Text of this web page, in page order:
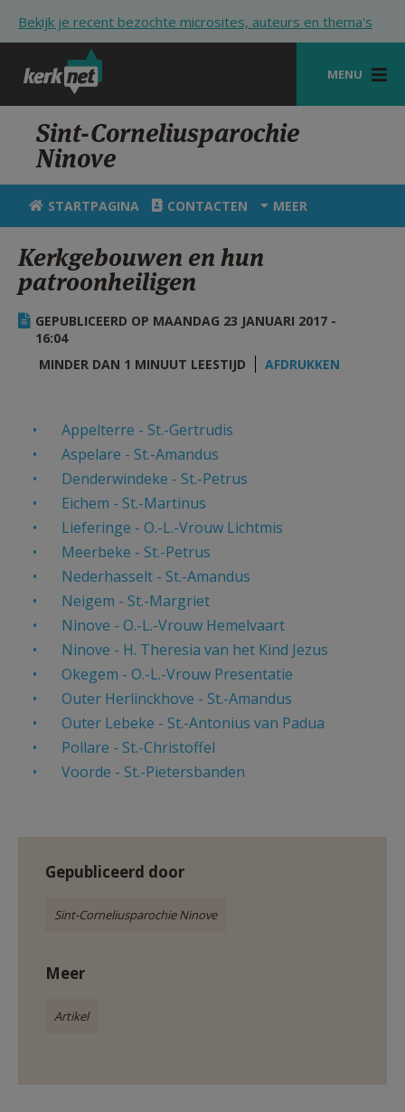
Bekijk je recent bezochte microsites, auteurs en thema's
MENU
STARTPAGINA
KERK
VIERINGEN
ZOEKEN
HULP
STARTPAGINA PORTAAL
AANMELDEN OF REGISTREREN
Sint-Corneliusparochie
Ninove
STARTPAGINA CONTACTEN MEER
Kerkgebouwen en hun
patroonheiligen
GEPUBLICEERD OP MAANDAG 23 JANUARI 2017 -
16:04
MINDER DAN 1 MINUUT LEESTIJD
AFDRUKKEN
Appelterre - St.-Gertrudis
Aspelare - St.-Amandus
Denderwindeke - St.-Petrus
Eichem - St.-Martinus
Lieferinge - O.-L.-Vrouw Lichtmis
Meerbeke - St.-Petrus
Nederhasselt - St.-Amandus
Neigem - St.-Margriet
Ninove - O.-L.-Vrouw Hemelvaart
Ninove - H. Theresia van het Kind Jezus
Okegem - O.-L.-Vrouw Presentatie
Outer Herlinckhove - St.-Amandus
Outer Lebeke - St.-Antonius van Padua
Pollare - St.-Christoffel
Voorde - St.-Pietersbanden
Gepubliceerd door
Sint-Corneliusparochie Ninove
Meer
Artikel